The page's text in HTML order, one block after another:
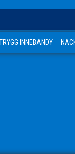
INNEBANDY